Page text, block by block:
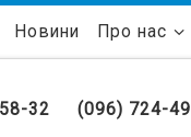
Новини Про нас
32 (096) 724-